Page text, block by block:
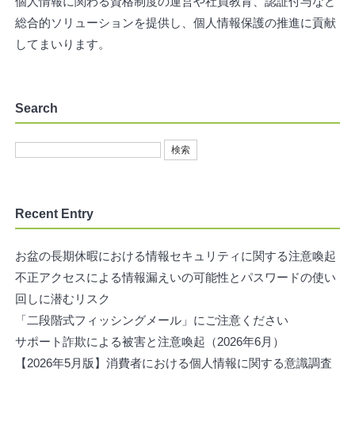
総合的ソリューションを提供し、個人情報保護の推進に貢献
してまいります。
Search
Recent Entry
お盆の長期休暇における情報セキュリティに関する注意喚起
不正アクセスによる情報漏えいの可能性とパスワードの使い
回しに潜むリスク
「二段階式フィッシングメール」にご注意ください
サポート詐欺による被害と注意喚起（2026年6月）
【2026年5月版】消費者における個人情報に関する意識調査